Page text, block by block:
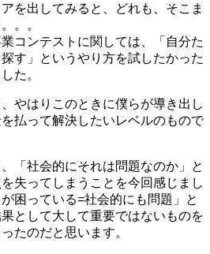
を出してみると、どれも、そこま
。。
コンテストに関しては、「自分た
す」というやり方を試したかった
た。
やはりこのときに僕らが導き出し
払って解決したいレベルのもので
「社会的にそれは問題なのか」と
失ってしまうことを今回感じまし
困っている=社会的にも問題」と
として大して重要ではないものを
たのだと思います。